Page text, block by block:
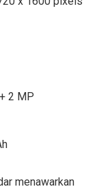
2 MP
menawarkan